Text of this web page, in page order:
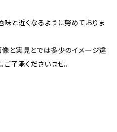
と近くなるように努めておりま
と実見とでは多少のイメージ違
了承くださいませ。